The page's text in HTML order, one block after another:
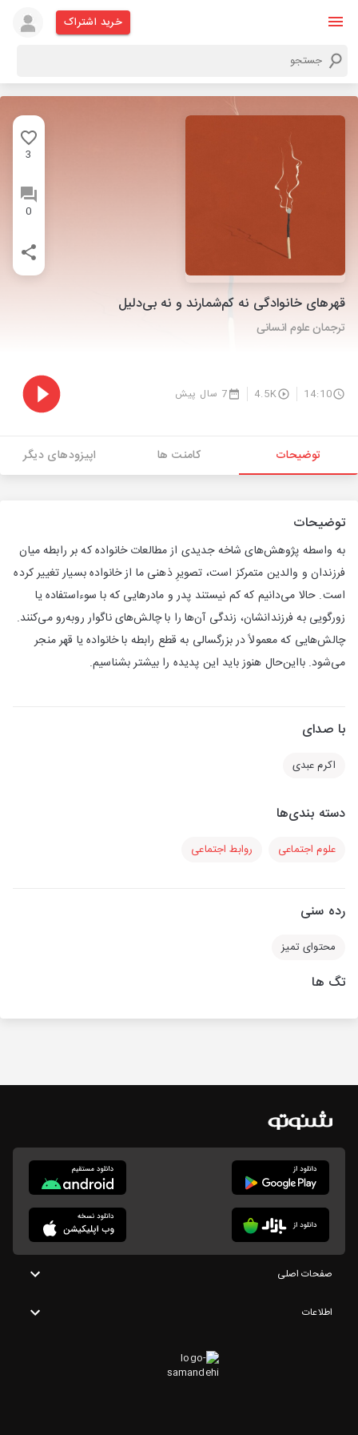
خرید اشتراک
3
0
قهرهای خانوادگی نه کم‌شمارند و نه بی‌دلیل
ترجمان علوم انسانی
14:10
4.5K 7 سال پیش
توضیحات کامنت ها اپیزودهای دیگر
توضیحات
به واسطه پژوهش‌های شاخه جدیدی از مطالعات خانواده که بر رابطه میان
فرزندان و والدین متمرکز است، تصویرِ ذهنی ما از خانواده بسیار تغییر کرده
است. حالا می‌دانیم که کم نیستند پدر و مادرهایی که با سوءاستفاده یا
زورگویی به فرزندانشان، زندگی آن‌ها را با چالش‌های ناگوار روبه‌رو می‌کنند.
چالش‌هایی که معمولاً در بزرگسالی به قطع رابطه با خانواده یا قهر منجر
می‌شود. بااین‌حال هنوز باید این پدیده را بیشتر بشناسیم.
با صدای
اکرم عبدی
دسته بندی‌ها
علوم اجتماعی روابط اجتماعی
رده سنی
محتوای تمیز
تگ ها
صفحات اصلی
اطلاعات